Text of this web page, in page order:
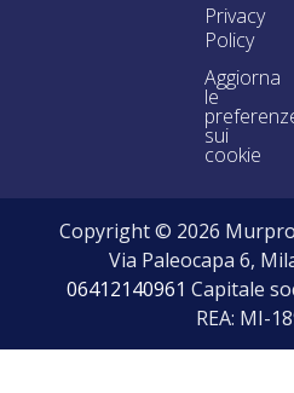
Privacy
Policy
Aggiorna
le
sui
cookie
Copyright © 2026
Via Paleocapa 6,
06412140961 Capitale
REA: MI-